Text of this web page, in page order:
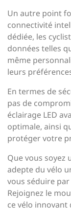
Un autre point
connectivité
dédiée, les
données telles
même
leurs
En termes de
pas de
éclairage LED
optimale, ainsi
protéger votre
Que vous soyez
adepte du vélo
vous séduire
Rejoignez le
ce vélo